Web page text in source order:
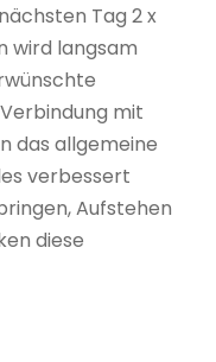
Tag 2 x
wird langsam
mit
das allgemeine
verbessert
Aufstehen
diese